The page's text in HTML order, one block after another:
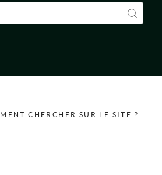
recherche
CHERCHER SUR LE SITE ?